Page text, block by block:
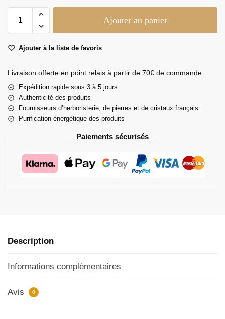
Ajouter au panier
Ajouter à la liste de favoris
Livraison offerte en point relais à partir de 70€ de commande
Expédition rapide sous 3 à 5 jours
Authenticité des produits
Fournisseurs d’herboristerie, de pierres et de cristaux français
Purification énergétique des produits
Paiements sécurisés
Description
Informations complémentaires
Avis 0